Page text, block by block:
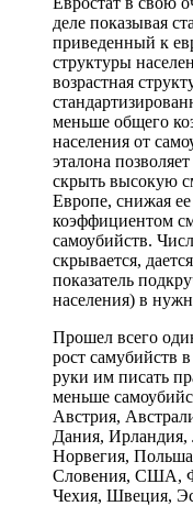
деле показывая
приведенный к
структуры
возрастная
меньше общего
населения от
эталона
скрыть высокую
Европе, снижая
коэффициентом
самоубийств.
скрывается,
показатель
населения) в
Прошел всего
рост самубийств
руки им писать
меньше
Австрия,
Дания,
Норвегия,
Словения, США,
Чехия, Швеция,